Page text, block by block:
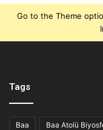
Go to the Theme
Tags
Baa Baa Atolü